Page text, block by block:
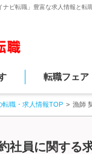
ビ転職」豊富な求人情報と転
転職フェア
転職・求人情報TOP 漁師
社員に関する